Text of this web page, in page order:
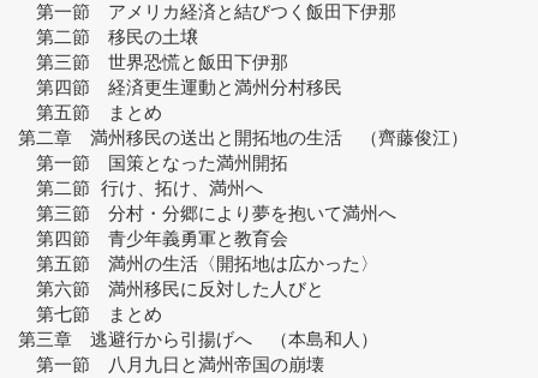
第一節　アメリカ経済と結びつく飯田下伊那
第二節　移民の土壌
第三節　世界恐慌と飯田下伊那
第四節　経済更生運動と満州分村移民
第五節　まとめ
第二章　満州移民の送出と開拓地の生活　（齊藤俊江）
第一節　国策となった満州開拓
第二節 行け、拓け、満州へ
第三節　分村・分郷により夢を抱いて満州へ
第四節　青少年義勇軍と教育会
第五節　満州の生活〈開拓地は広かった〉
第六節　満州移民に反対した人びと
第七節　まとめ
第三章　逃避行から引揚げへ　（本島和人）
第一節　八月九日と満州帝国の崩壊